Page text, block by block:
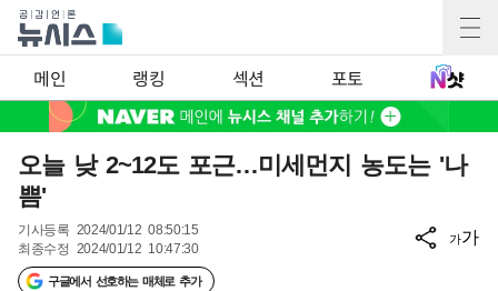
메인 랭킹 섹션 포토
오늘 낮 2~12도 포근…미세먼지 농도는 '나
쁨'
기사등록 2024/01/12 08:50:15
최종수정 2024/01/12 10:47:30
구글에서 선호하는 매체로 추가
가가